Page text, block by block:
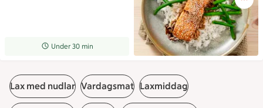
Receptet tar Under 30 min att tillaga
Under 30 min
Lax med nudlar Vardagsmat Laxmiddag